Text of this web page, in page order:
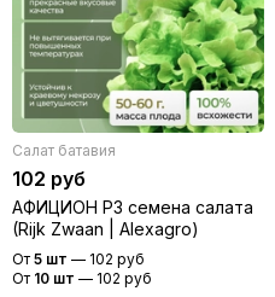
Салат батавия
102 руб
АФИЦИОН РЗ семена салата
(Rijk Zwaan | Alexagro)
От 5 шт — 102 руб
От 10 шт — 102 руб